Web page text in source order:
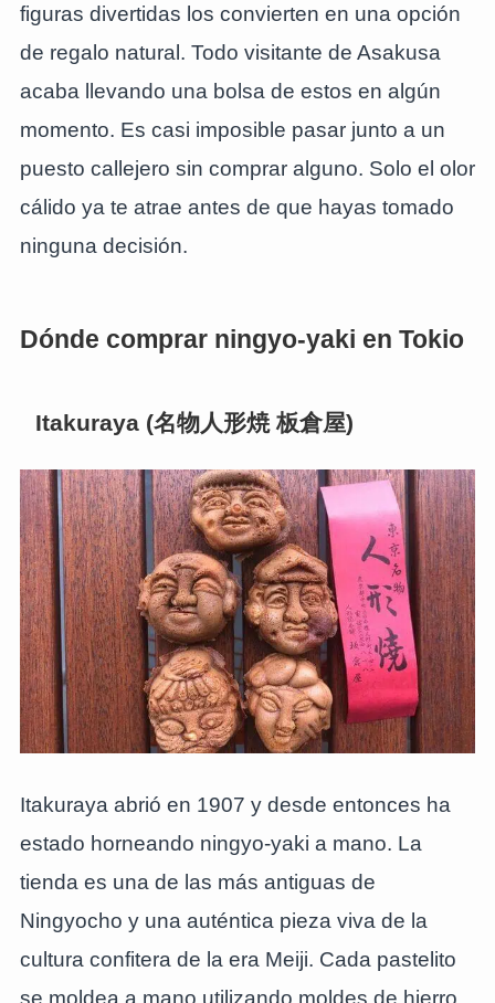
figuras divertidas los convierten en una opción
de regalo natural. Todo visitante de Asakusa
acaba llevando una bolsa de estos en algún
momento. Es casi imposible pasar junto a un
puesto callejero sin comprar alguno. Solo el olor
cálido ya te atrae antes de que hayas tomado
ninguna decisión.
Dónde comprar ningyo-yaki en Tokio
Itakuraya (名物人形焼 板倉屋)
Itakuraya abrió en 1907 y desde entonces ha
estado horneando ningyo-yaki a mano. La
tienda es una de las más antiguas de
Ningyocho y una auténtica pieza viva de la
cultura confitera de la era Meiji. Cada pastelito
se moldea a mano utilizando moldes de hierro